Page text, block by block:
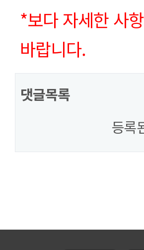
*보다 자세한 사
바랍니다.
댓글목록
등록